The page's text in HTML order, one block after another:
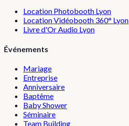
Location Photobooth Lyon
Location Vidéobooth 360° Lyon
Livre d'Or Audio Lyon
Événements
Mariage
Entreprise
Anniversaire
Baptême
Baby Shower
Séminaire
Team Building